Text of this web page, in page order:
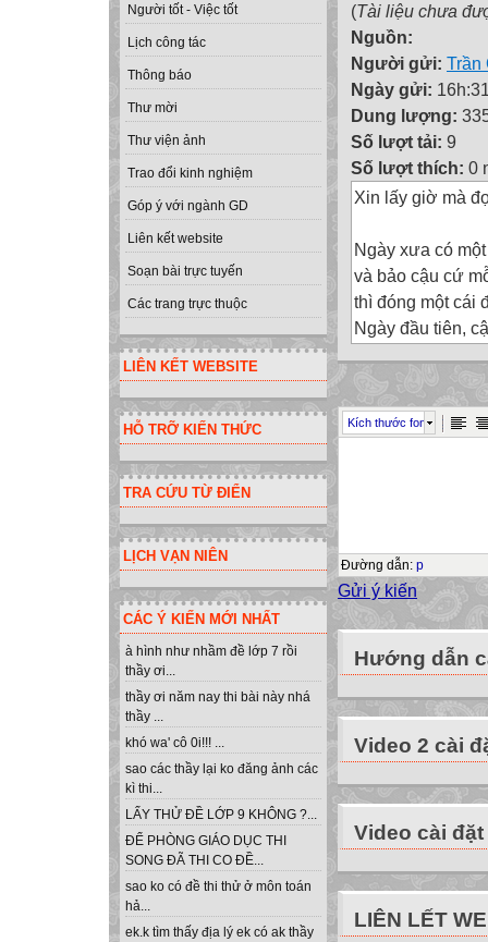
Người tốt - Việc tốt
Lịch công tác
Thông báo
Thư mời
Thư viện ảnh
Trao đổi kinh nghiệm
Góp ý với ngành GD
Liên kết website
Soạn bài trực tuyến
Các trang trực thuộc
LIÊN KẾT WEBSITE
HỖ TRỠ KIẾN THỨC
TRA CỨU TỪ ĐIỂN
LỊCH VẠN NIÊN
CÁC Ý KIẾN MỚI NHẤT
à hình như nhầm đề lớp 7 rồi
thầy ơi...
thầy ơi năm nay thi bài này nhá
thầy ...
khó wa' cô 0i!!! ...
sao các thầy lại ko đăng ảnh các
kì thi...
LẤY THỬ ĐỀ LỚP 9 KHÔNG ?...
ĐỂ PHÒNG GIÁO DỤC THI
SONG ĐÃ THI CO ĐỀ...
sao ko có đề thi thử ở môn toán
hả...
ek.k tìm thấy địa lý ek có ak thầy
(Tài liệu chưa
Nguồn:
Người gửi: Trần
Ngày gửi:
Dung lượng:
Số lượt tải: 9
Số lượt thích: 0
Xin lấy giờ mà
Ngày xưa có
và bảo cậu cứ
thì đóng một cái
Ngày đầu tiên,
ngày qua ngày
tự kềm chế thì
Cuối cùng, đến
thì nhổ một cái
và cuối cùng
là cậu đã nhổ
Ông bố dẫn cậu
« Con này, con
tất cả các cái lỗ
Hàng rào này
và nói điều gì
đinh này.
Con có thể đâm
còn một vết
Một vết thương
Kích thước font
Đường dẫn: p
Gửi ý kiến
Hướng dẫn
Video 2 cài
Video cài đặt
LIÊN LẾT